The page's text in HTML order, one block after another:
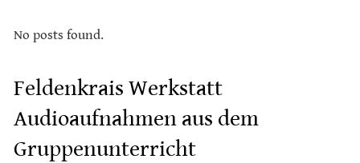
No posts found.
Feldenkrais Werkstatt
Audioaufnahmen aus dem
Gruppenunterricht